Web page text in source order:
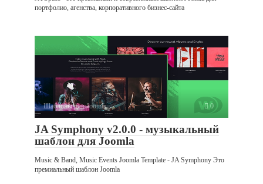
портфолио, агенства, корпоративного бизнес-сайта
Шаблоны для Joomla 0
JA Symphony v2.0.0 - музыкальный
шаблон для Joomla
Music & Band, Music Events Joomla Template - JA Symphony Это
премиальный шаблон Joomla